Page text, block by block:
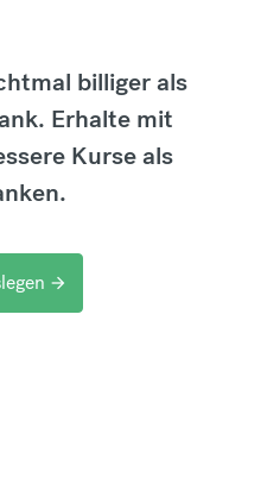
billiger als
Erhalte mit
Kurse als
arrow_forward